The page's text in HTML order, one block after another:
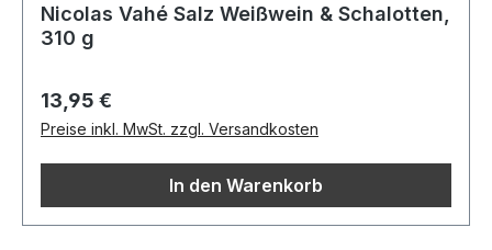
Nicolas Vahé Salz Weißwein & Schalotten,
310 g
Regulärer Preis:
13,95 €
Preise inkl. MwSt. zzgl. Versandkosten
In den Warenkorb